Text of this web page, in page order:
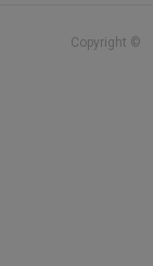
Copyright ©